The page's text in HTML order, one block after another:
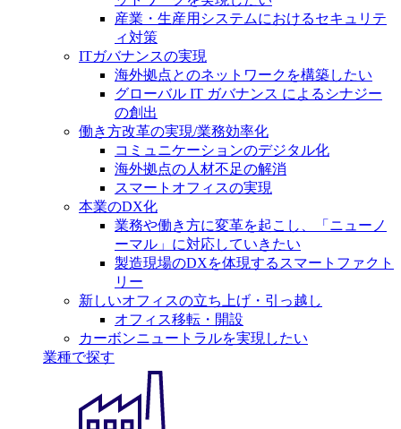
産業・生産用システムにおけるセキュリテ
ィ対策
ITガバナンスの実現
海外拠点とのネットワークを構築したい
グローバル IT ガバナンス によるシナジー
の創出
働き方改革の実現/業務効率化
コミュニケーションのデジタル化
海外拠点の人材不足の解消
スマートオフィスの実現
本業のDX化
業務や働き方に変革を起こし、「ニューノ
ーマル」に対応していきたい
製造現場のDXを体現するスマートファクト
リー
新しいオフィスの立ち上げ・引っ越し
オフィス移転・開設
カーボンニュートラルを実現したい
業種で探す